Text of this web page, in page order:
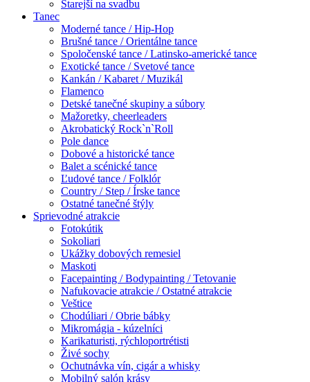
Starejší na svadbu
Tanec
Moderné tance / Hip-Hop
Brušné tance / Orientálne tance
Spoločenské tance / Latinsko-americké tance
Exotické tance / Svetové tance
Kankán / Kabaret / Muzikál
Flamenco
Detské tanečné skupiny a súbory
Mažoretky, cheerleaders
Akrobatický Rock`n`Roll
Pole dance
Dobové a historické tance
Balet a scénické tance
Ľudové tance / Folklór
Country / Step / Írske tance
Ostatné tanečné štýly
Sprievodné atrakcie
Fotokútik
Sokoliari
Ukážky dobových remesiel
Maskoti
Facepainting / Bodypainting / Tetovanie
Nafukovacie atrakcie / Ostatné atrakcie
Veštice
Chodúliari / Obrie bábky
Mikromágia - kúzelníci
Karikaturisti, rýchloportrétisti
Živé sochy
Ochutnávka vín, cigár a whisky
Mobilný salón krásy